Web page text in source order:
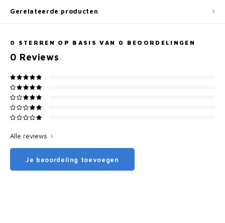
Gerelateerde producten
0 STERREN OP BASIS VAN 0 BEOORDELINGEN
0 Reviews
Alle reviews
Je beoordeling toevoegen